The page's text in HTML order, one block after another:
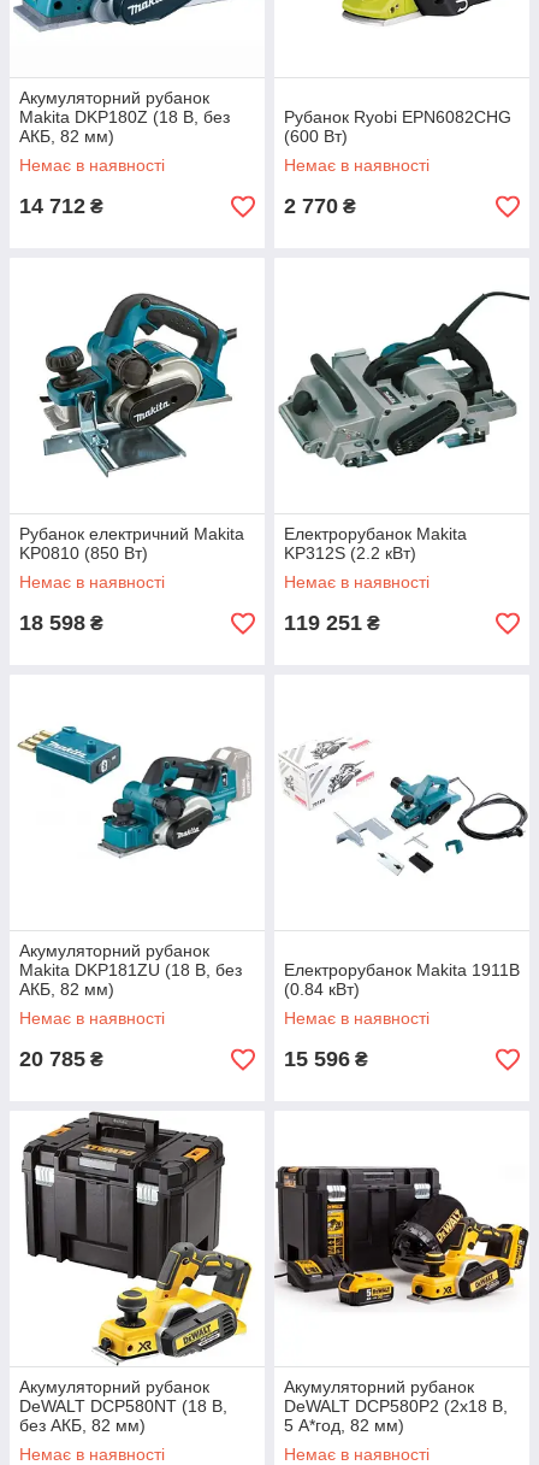
Акумуляторний рубанок
Makita DKP180Z (18 В, без
АКБ, 82 мм)
Немає в наявності
14 712 ₴
Рубанок Ryobi EPN6082CHG
(600 Вт)
Немає в наявності
2 770 ₴
Рубанок електричний Makita
KP0810 (850 Вт)
Немає в наявності
18 598 ₴
Електрорубанок Makita
KP312S (2.2 кВт)
Немає в наявності
119 251 ₴
Акумуляторний рубанок
Makita DKP181ZU (18 В, без
АКБ, 82 мм)
Немає в наявності
20 785 ₴
Електрорубанок Makita 1911B
(0.84 кВт)
Немає в наявності
15 596 ₴
Акумуляторний рубанок
DeWALT DCP580NT (18 В,
без АКБ, 82 мм)
Немає в наявності
Акумуляторний рубанок
DeWALT DCP580P2 (2х18 В,
5 А*год, 82 мм)
Немає в наявності